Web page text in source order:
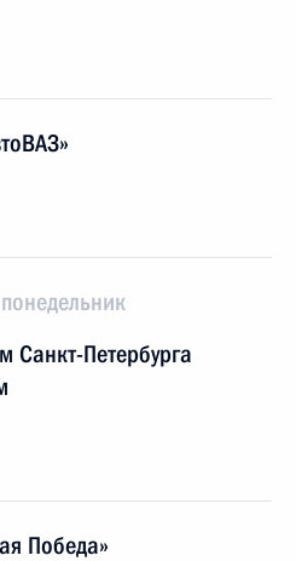
Санкт-Петербурга
Победа»